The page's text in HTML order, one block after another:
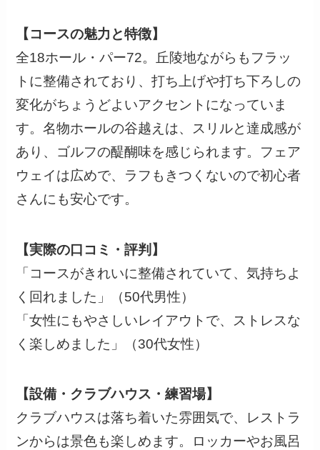
【コースの魅力と特徴】
全18ホール・パー72。丘陵地ながらもフラッ
トに整備されており、打ち上げや打ち下ろしの
変化がちょうどよいアクセントになっていま
す。名物ホールの谷越えは、スリルと達成感が
あり、ゴルフの醍醐味を感じられます。フェア
ウェイは広めで、ラフもきつくないので初心者
さんにも安心です。
【実際の口コミ・評判】
「コースがきれいに整備されていて、気持ちよ
く回れました」（50代男性）
「女性にもやさしいレイアウトで、ストレスな
く楽しめました」（30代女性）
【設備・クラブハウス・練習場】
クラブハウスは落ち着いた雰囲気で、レストラ
ンからは景色も楽しめます。ロッカーやお風呂